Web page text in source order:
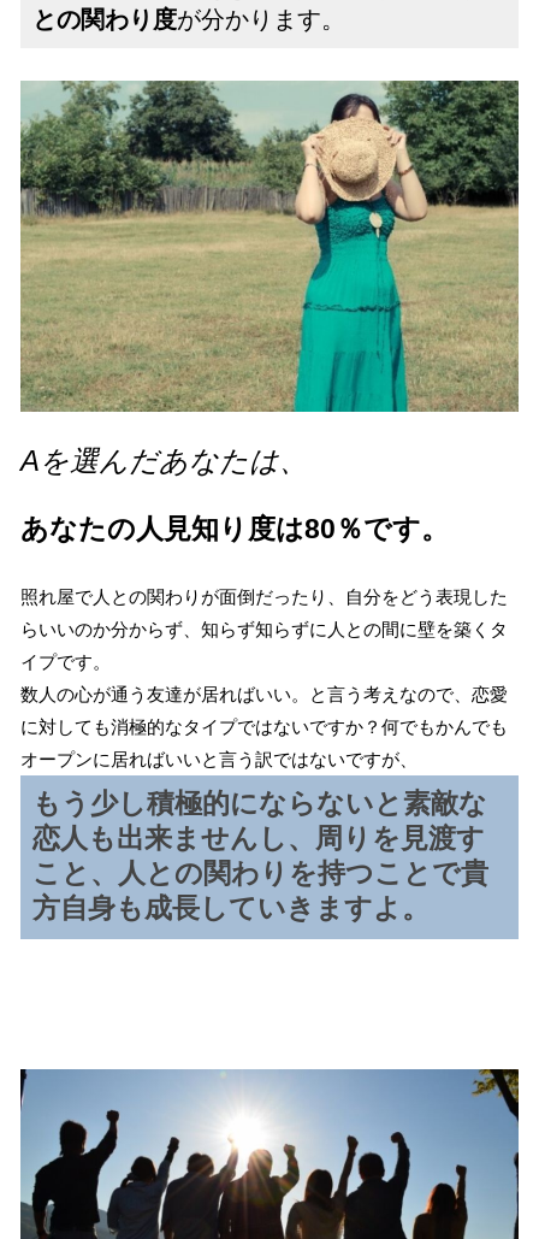
との関わり度が分かります。
Aを選んだあなたは、
あなたの人見知り度は80％です。
照れ屋で人との関わりが面倒だったり、自分をどう表現した
らいいのか分からず、知らず知らずに人との間に壁を築くタ
イプです。
数人の心が通う友達が居ればいい。と言う考えなので、恋愛
に対しても消極的なタイプではないですか？何でもかんでも
オープンに居ればいいと言う訳ではないですが、
もう少し積極的にならないと素敵な
恋人も出来ませんし、周りを見渡す
こと、人との関わりを持つことで貴
方自身も成長していきますよ。